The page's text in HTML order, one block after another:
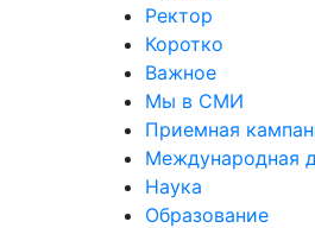
Ректор
Коротко
Важное
Мы в СМИ
Приемная
Международная
Наука
Образование